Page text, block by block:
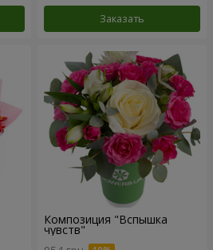
Заказать
Композиция "Вспышка
чувств"